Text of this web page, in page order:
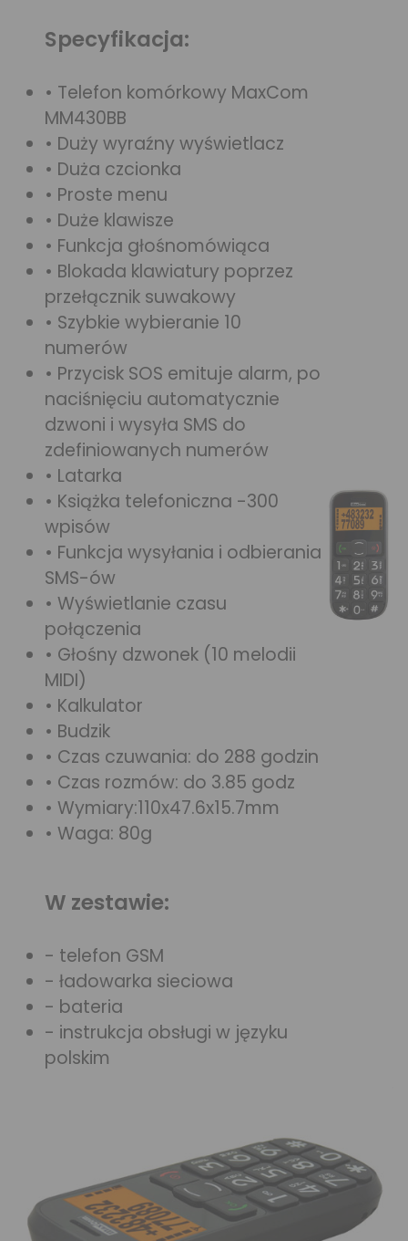
Specyfikacja:
• Telefon komórkowy MaxCom
MM430BB
• Duży wyraźny wyświetlacz
• Duża czcionka
• Proste menu
• Duże klawisze
• Funkcja głośnomówiąca
• Blokada klawiatury poprzez
przełącznik suwakowy
• Szybkie wybieranie 10
numerów
• Przycisk SOS emituje alarm, po
naciśnięciu automatycznie
dzwoni i wysyła SMS do
zdefiniowanych numerów
• Latarka
• Książka telefoniczna -300
wpisów
• Funkcja wysyłania i odbierania
SMS-ów
• Wyświetlanie czasu
połączenia
• Głośny dzwonek (10 melodii
MIDI)
• Kalkulator
• Budzik
• Czas czuwania: do 288 godzin
• Czas rozmów: do 3.85 godz
• Wymiary:110x47.6x15.7mm
• Waga: 80g
W zestawie:
- telefon GSM
- ładowarka sieciowa
- bateria
- instrukcja obsługi w języku
polskim